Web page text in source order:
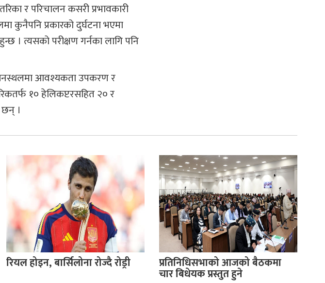
र परिचालन कसरी प्रभावकारी
प्रकारको दुर्घटना भएमा
। त्यसको परीक्षण गर्नका लागि पनि
आवश्यकता उपकरण र
१० हेलिकप्टरसहित २० र
।
रियल होइन, बार्सिलोना रोज्दै रोड्री प्रतिनिधिसभाको आजको बैठकमा
चार बिधेयक प्रस्तुत हुने